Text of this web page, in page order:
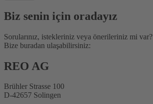
Biz senin için oradayız
Sorularınız, istekleriniz veya önerileriniz mi var?
Bize buradan ulaşabilirsiniz:
REO AG
Brühler Strasse 100
D-42657 Solingen